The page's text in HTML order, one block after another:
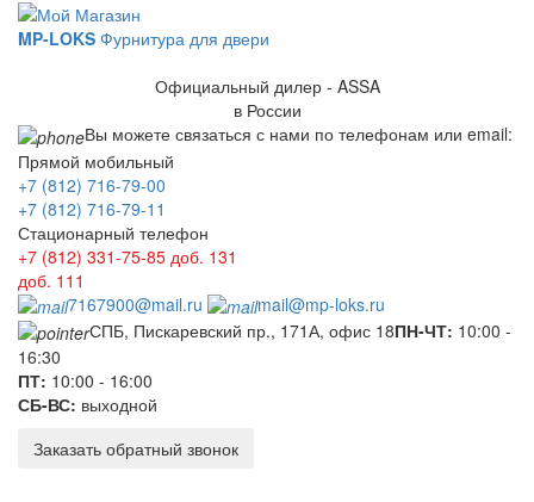
MP-LOKS Фурнитура для двери
Официальный дилер - ASSA
в России
Вы можете связаться с нами по телефонам или email:
Прямой мобильный
+7 (812) 716-79-00
+7 (812) 716-79-11
Стационарный телефон
+7 (812) 331-75-85 доб. 131
доб. 111
7167900@mail.ru
mail@mp-loks.ru
СПБ, Пискаревский пр., 171А, офис 18ПН-ЧТ: 10:00 -
16:30
ПТ: 10:00 - 16:00
СБ-ВС: выходной
Заказать обратный звонок